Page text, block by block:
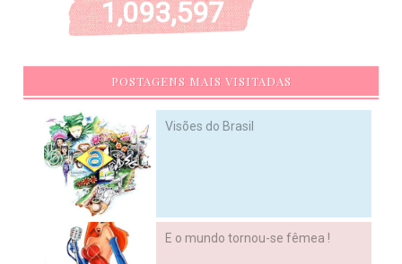
1,093,597
POSTAGENS MAIS VISITADAS
Visões do Brasil
E o mundo tornou-se fêmea !